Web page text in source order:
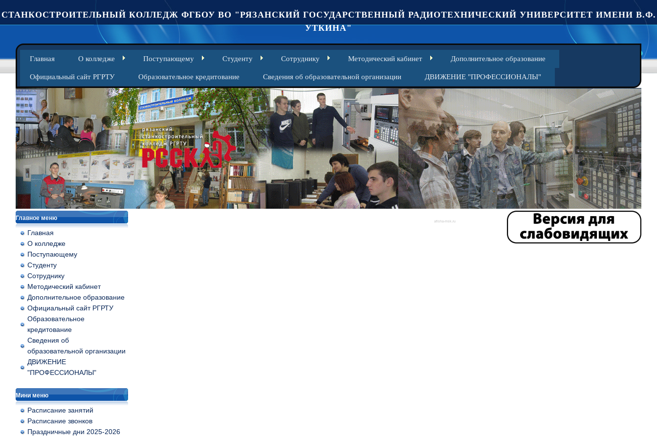
СТАНКОСТРОИТЕЛЬНЫЙ КОЛЛЕДЖ ФГБОУ ВО "РЯЗАНСКИЙ ГОСУДАРСТВЕННЫЙ РАДИОТЕХНИЧЕСКИЙ УНИВЕРСИТЕТ ИМЕНИ В.Ф.
УТКИНА"
Главная О колледже Поступающему Студенту Сотруднику Методический кабинет Дополнительное образование
Официальный сайт РГРТУ Образовательное кредитование Сведения об образовательной организации ДВИЖЕНИЕ "ПРОФЕССИОНАЛЫ"
Главное меню
Главная
О колледже
Поступающему
Студенту
Сотруднику
Методический кабинет
Дополнительное образование
Официальный сайт РГРТУ
Образовательное
кредитование
Сведения об
образовательной организации
ДВИЖЕНИЕ
"ПРОФЕССИОНАЛЫ"
Мини меню
Расписание занятий
Расписание звонков
Праздничные дни 2025-2026
afisha-msk.ru